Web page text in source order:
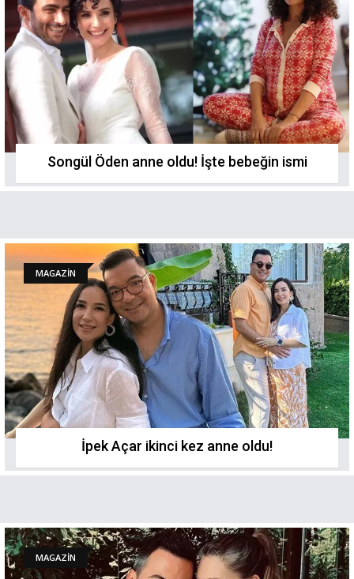
Songül Öden anne oldu! İşte bebeğin ismi
MAGAZİN
İpek Açar ikinci kez anne oldu!
MAGAZİN